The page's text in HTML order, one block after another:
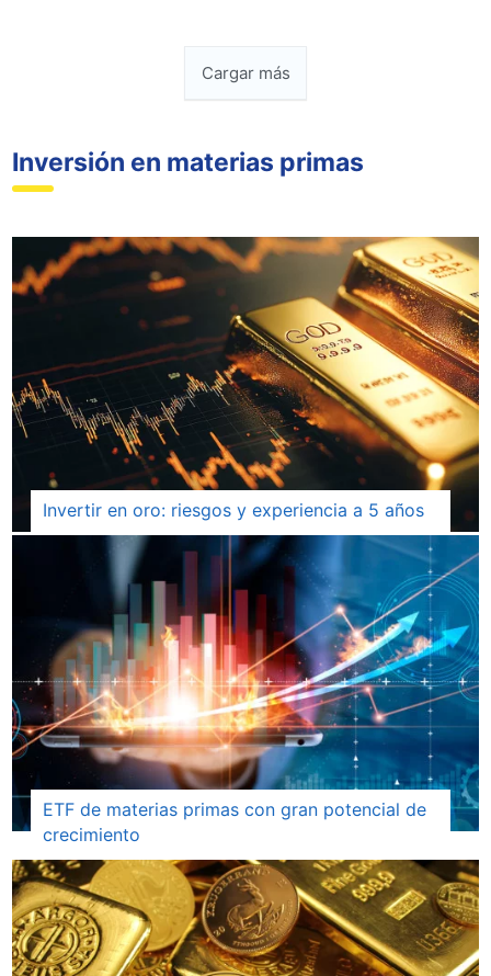
Cargar más
Inversión en materias primas
Invertir en oro: riesgos y experiencia a 5 años
ETF de materias primas con gran potencial de
crecimiento